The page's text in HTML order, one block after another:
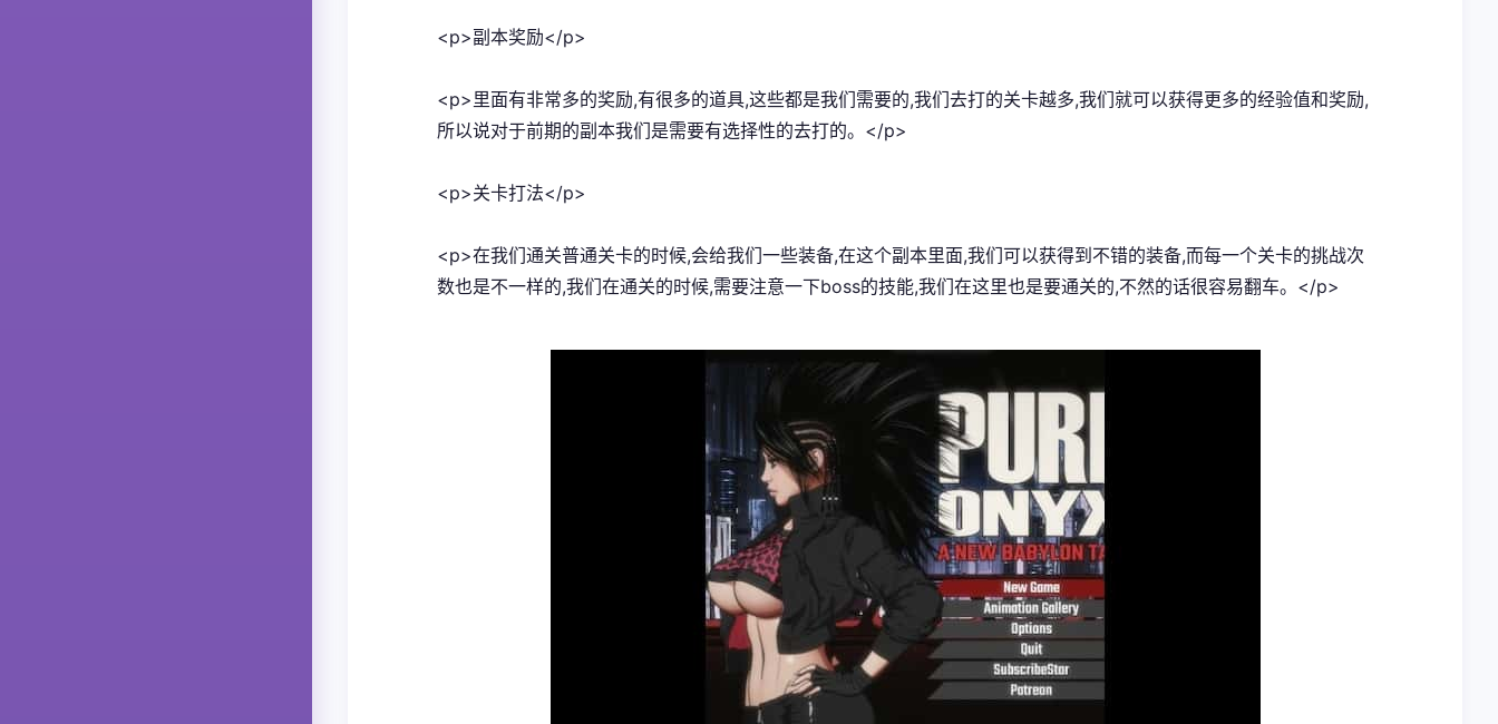
<p>副本奖励</p>
<p>里面有非常多的奖励,有很多的道具,这些都是我们需要的,我们去打的关卡越多,我们就可以获得更多的经验值和奖励,
所以说对于前期的副本我们是需要有选择性的去打的。</p>
<p>关卡打法</p>
<p>在我们通关普通关卡的时候,会给我们一些装备,在这个副本里面,我们可以获得到不错的装备,而每一个关卡的挑战次
数也是不一样的,我们在通关的时候,需要注意一下boss的技能,我们在这里也是要通关的,不然的话很容易翻车。</p>